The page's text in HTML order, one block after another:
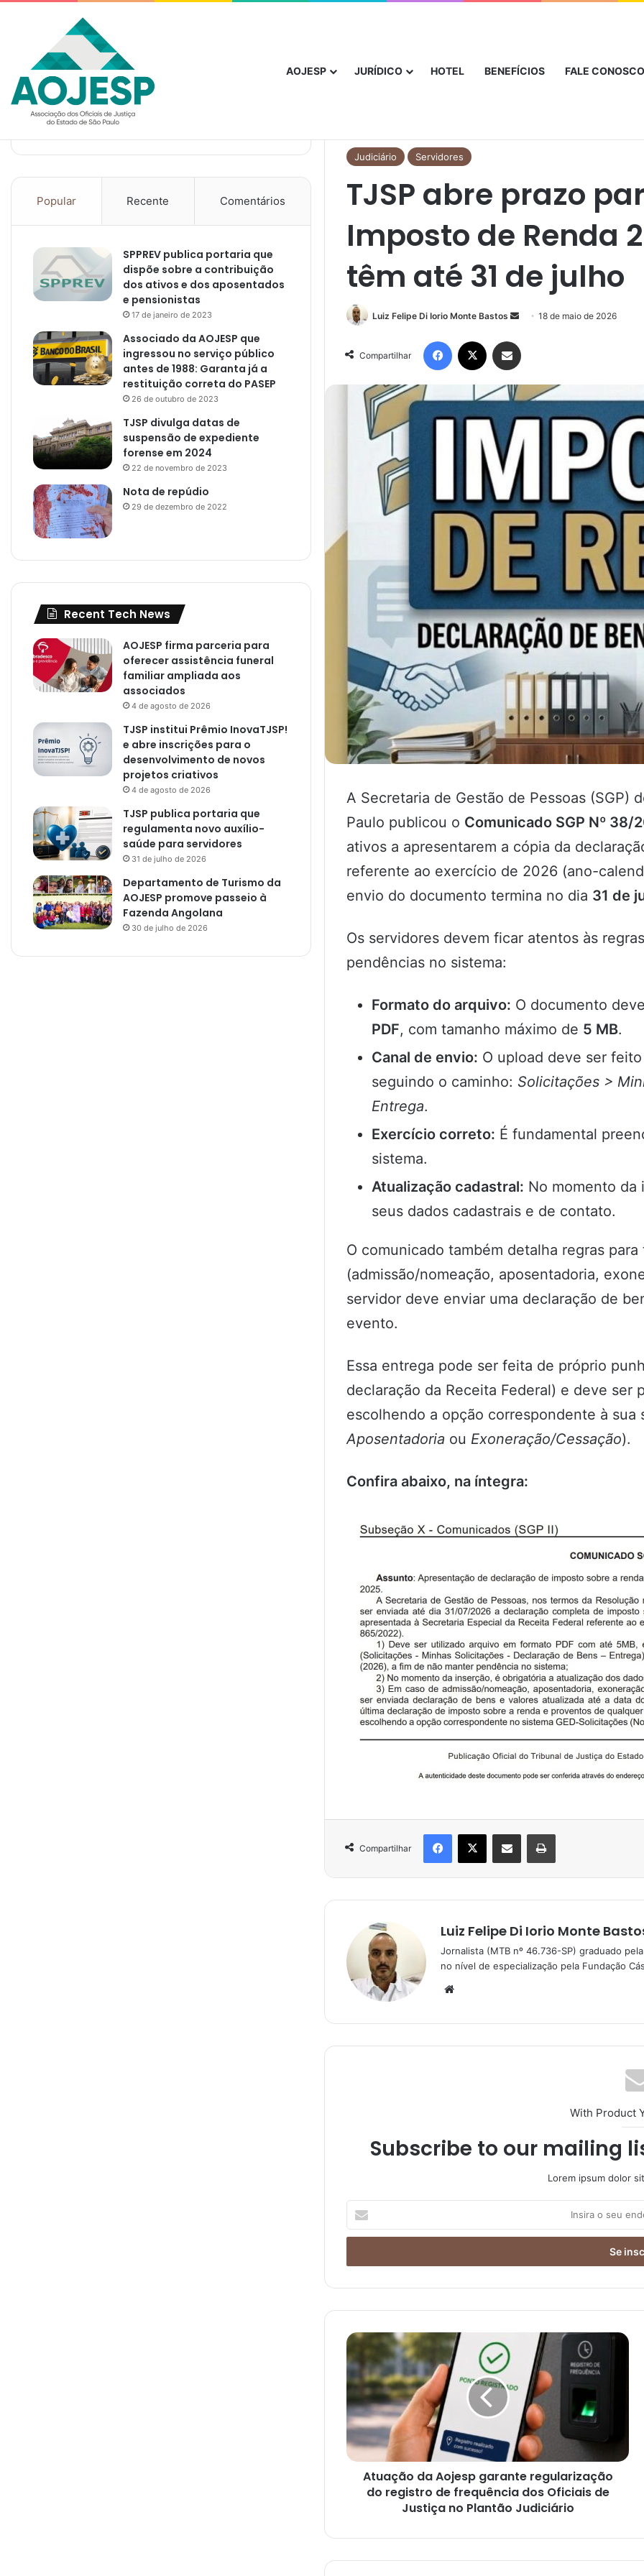
AOJESP JURÍDICO HOTEL BENEFÍCIOS FALE CONOSCO
quinta-feira, agosto 6 2026
Judiciário Servidores
TJSP abre prazo
Imposto de Renda
têm até 31 de julho
Luiz Felipe Di Iorio Monte Bastos 18 de maio de 2026
Compartilhar
A Secretaria de Gestão de Pessoas (SGP)
Paulo publicou o Comunicado SGP Nº 38/
ativos a apresentarem a cópia da
referente ao exercício de 2026 (ano-
envio do documento termina no dia 31 de
Os servidores devem ficar atentos às
pendências no sistema:
Formato do arquivo: O documento
PDF, com tamanho máximo de 5 MB.
Canal de envio: O upload deve ser
seguindo o caminho: Solicitações >
Entrega.
Exercício correto: É fundamental
sistema.
Atualização cadastral: No momento da
seus dados cadastrais e de contato.
O comunicado também detalha regras
(admissão/nomeação, aposentadoria,
servidor deve enviar uma declaração de
evento.
Essa entrega pode ser feita de próprio
declaração da Receita Federal) e deve ser
escolhendo a opção correspondente à sua
Aposentadoria ou Exoneração/Cessação).
Confira abaixo, na íntegra:
Compartilhar
Luiz Felipe Di Iorio Monte
Jornalista (MTB nº 46.736-SP) graduado
no nível de especialização pela Fundação
With Product
Subscribe to our mailing
Lorem ipsum dolor
Atuação da Aojesp garante regularização
do registro de frequência dos Oficiais de
Justiça no Plantão Judiciário
Popular Recente Comentários
SPPREV publica portaria que
dispõe sobre a contribuição
dos ativos e dos aposentados
e pensionistas
17 de janeiro de 2023
Associado da AOJESP que
ingressou no serviço público
antes de 1988: Garanta já a
restituição correta do PASEP
26 de outubro de 2023
TJSP divulga datas de
suspensão de expediente
forense em 2024
22 de novembro de 2023
Nota de repúdio
29 de dezembro de 2022
Recent Tech News
AOJESP firma parceria para
oferecer assistência funeral
familiar ampliada aos
associados
4 de agosto de 2026
TJSP institui Prêmio InovaTJSP!
e abre inscrições para o
desenvolvimento de novos
projetos criativos
4 de agosto de 2026
TJSP publica portaria que
regulamenta novo auxílio-
saúde para servidores
31 de julho de 2026
Departamento de Turismo da
AOJESP promove passeio à
Fazenda Angolana
30 de julho de 2026